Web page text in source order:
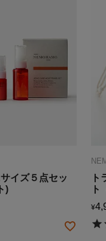
イズ５点セッ
)
¥